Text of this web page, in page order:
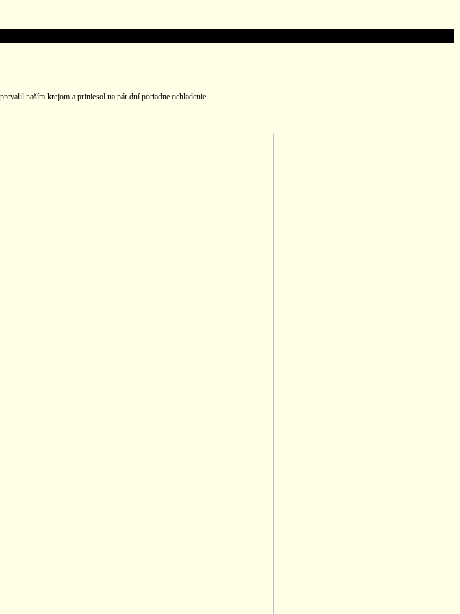
naším krejom a priniesol na pár dní poriadne ochladenie.